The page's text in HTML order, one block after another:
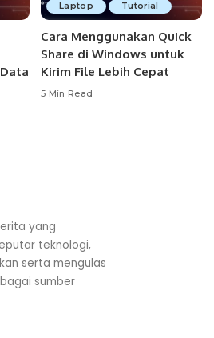
Laptop Tutorial
Cara Menggunakan Quick
Share di Windows untuk
Kirim File Lebih Cepat
5 Min Read
yang
teknologi,
serta mengulas
sumber